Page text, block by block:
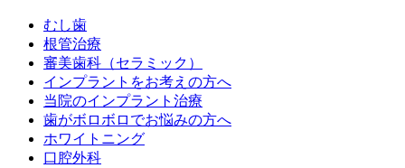
むし歯
根管治療
審美歯科（セラミック）
インプラントをお考えの方へ
当院のインプラント治療
歯がボロボロでお悩みの方へ
ホワイトニング
口腔外科